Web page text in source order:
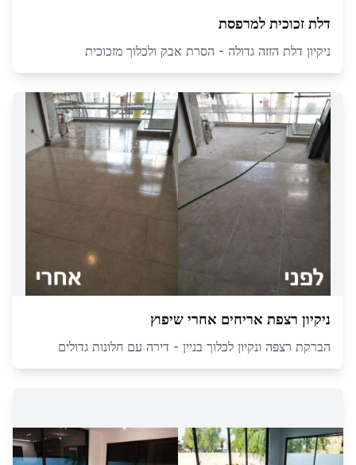
דלת זכוכית למרפסת
ניקיון דלת הזזה גדולה - הסרת אבק ולכלוך מזכוכית
ניקיון רצפת אריחים אחרי שיפוץ
הברקת רצפה ונקיון לכלוך בניין - דירה עם חלונות גדולים